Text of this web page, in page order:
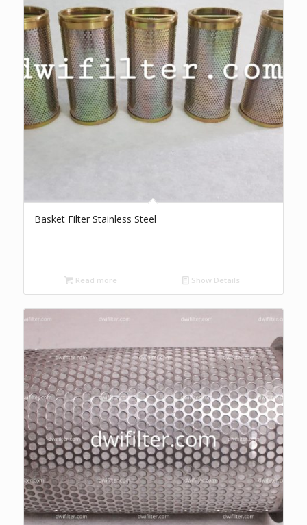
Basket Filter Stainless Steel
Read more Show Details